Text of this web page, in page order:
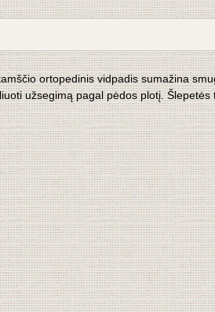
ortopedinis vidpadis sumažina
užsegimą pagal pėdos plotį.